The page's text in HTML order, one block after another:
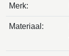
Merk:
Materiaal: